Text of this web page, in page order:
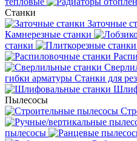
Станки
Заточные
Камнерезные станки
станки
гибки арматуры Станки для
Пылесосы
пылесосы